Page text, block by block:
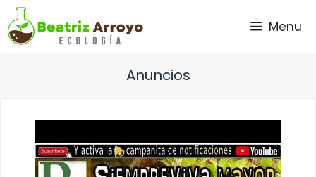
Saltar
al
contenido
Menu
Anuncios